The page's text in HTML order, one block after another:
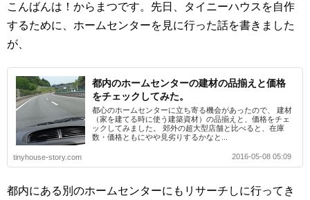
こんばんは！からまつです。先日、タイニーハウスを自作
するために、ホームセンターを見に行った話を書きました
が、
都内のホームセンターの建材の品揃えと価格
をチェックしてみた。
都心のホームセンターに立ち寄る機会があったので、 建材
（家を建てる時に使う建築資材）の品揃えと、価格をチェ
ックしてみました。 郊外の超大型店舗と比べると、在庫
数・価格ともにやや見劣りするかなと...
tinyhouse-story.com 2016-05-08 05:09
都内にある別のホームセンターにもリサーチしに行ってき